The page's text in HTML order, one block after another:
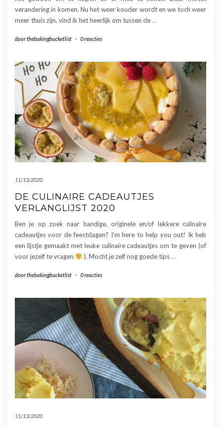
verandering in komen. Nu het weer kouder wordt en we toch weer
meer thuis zijn, vind ik het heerlijk om tussen de …
doorthebakingbucketlist - 0 reacties
11/13/2020
DE CULINAIRE CADEAUTJES
VERLANGLIJST 2020
Ben je op zoek naar handige, originele en/of lekkere culinaire
cadeautjes voor de feestdagen? I’m here to help you out! Ik heb
een lijstje gemaakt met leuke culinaire cadeautjes om te geven (of
voor jezelf te vragen
). Mocht je zelf nog goede tips …
doorthebakingbucketlist - 0 reacties
11/13/2020